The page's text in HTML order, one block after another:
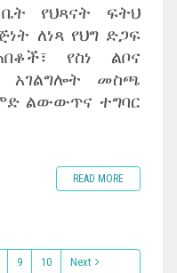
የህጻናት ፍትህ
ለነጻ የህግ ድጋፍ
የስነ ልቦና
አገልግሎት መስጫ
ልውውጥና ተግባር
READ MORE
9 10
Next